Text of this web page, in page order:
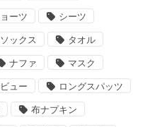
ーツ シーツ
ソックス タオル
ナファ マスク
ュー ロングスパッツ
布ナプキン